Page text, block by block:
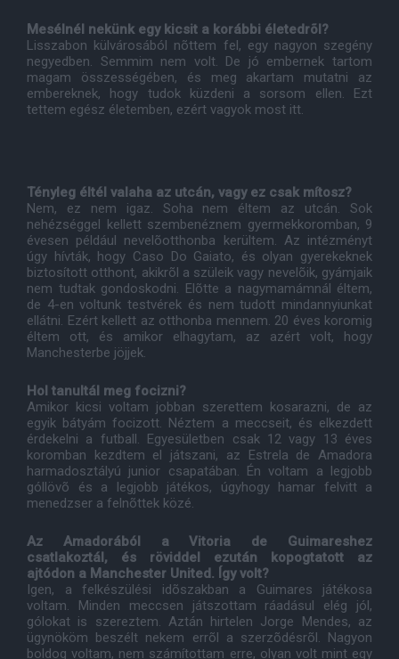
Mesélnél nekünk egy kicsit a korábbi életedrõl?
Lisszabon külvárosából nõttem fel, egy nagyon szegény
negyedben. Semmim nem volt. De jó embernek tartom
magam összességében, és meg akartam mutatni az
embereknek, hogy tudok küzdeni a sorsom ellen. Ezt
tettem egész életemben, ezért vagyok most itt.
Tényleg éltél valaha az utcán, vagy ez csak mítosz?
Nem, ez nem igaz. Soha nem éltem az utcán. Sok
nehézséggel kellett szembenéznem gyermekkoromban, 9
évesen például nevelõotthonba kerültem. Az intézményt
úgy hívták, hogy Caso Do Gaiato, és olyan gyerekeknek
biztosított otthont, akikrõl a szüleik vagy nevelõik, gyámjaik
nem tudtak gondoskodni. Elõtte a nagymamámnál éltem,
de 4-en voltunk testvérek és nem tudott mindannyiunkat
ellátni. Ezért kellett az otthonba mennem. 20 éves koromig
éltem ott, és amikor elhagytam, az azért volt, hogy
Manchesterbe jöjjek.
Hol tanultál meg focizni?
Amikor kicsi voltam jobban szerettem kosarazni, de az
egyik bátyám focizott. Néztem a meccseit, és elkezdett
érdekelni a futball. Egyesületben csak 12 vagy 13 éves
koromban kezdtem el játszani, az Estrela de Amadora
harmadosztályú junior csapatában. Én voltam a legjobb
góllövõ és a legjobb játékos, úgyhogy hamar felvitt a
menedzser a felnõttek közé.
Az Amadorából a Vitoria de Guimareshez
csatlakoztál, és röviddel ezután kopogtatott az
ajtódon a Manchester United. Így volt?
Igen, a felkészülési idõszakban a Guimares játékosa
voltam. Minden meccsen játszottam ráadásul elég jól,
gólokat is szereztem. Aztán hirtelen Jorge Mendes, az
ügynököm beszélt nekem errõl a szerzõdésrõl. Nagyon
boldog voltam, nem számítottam erre, olyan volt mint egy